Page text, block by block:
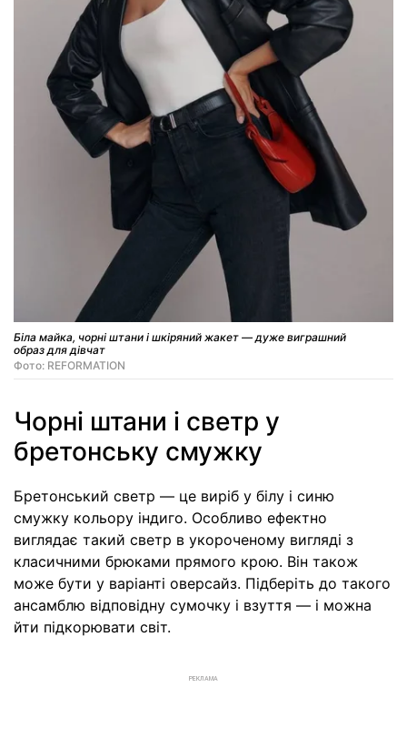
Біла майка, чорні штани і шкіряний жакет — дуже виграшний
образ для дівчат
Фото: REFORMATION
Чорні штани і светр у
бретонську смужку
Бретонський светр — це виріб у білу і синю
смужку кольору індиго. Особливо ефектно
виглядає такий светр в укороченому вигляді з
класичними брюками прямого крою. Він також
може бути у варіанті оверсайз. Підберіть до такого
ансамблю відповідну сумочку і взуття — і можна
йти підкорювати світ.
РЕКЛАМА